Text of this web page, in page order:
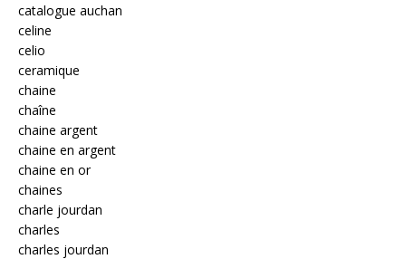
catalogue auchan
celine
celio
ceramique
chaine
chaîne
chaine argent
chaine en argent
chaine en or
chaines
charle jourdan
charles
charles jourdan